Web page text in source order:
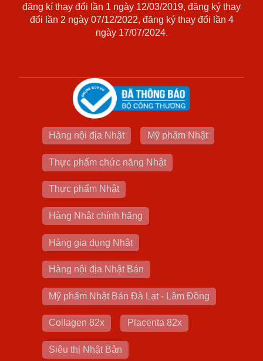
đăng kí thay đổi lần 1 ngày 12/03/2019, đăng ký thay
đổi lần 2 ngày 07/12/2022, đăng ký thay đổi lần 4
ngày 17/07/2024.
Hàng nội địa Nhật Mỹ phẩm Nhật
Thực phẩm chức năng Nhật
Thực phẩm Nhật
Hàng Nhật chính hãng
Hàng gia dụng Nhật
Hàng nội địa Nhật Bản
Mỹ phẩm Nhật Bản Đà Lạt - Lâm Đồng
Collagen 82x Placenta 82x
Siêu thị Nhật Bản